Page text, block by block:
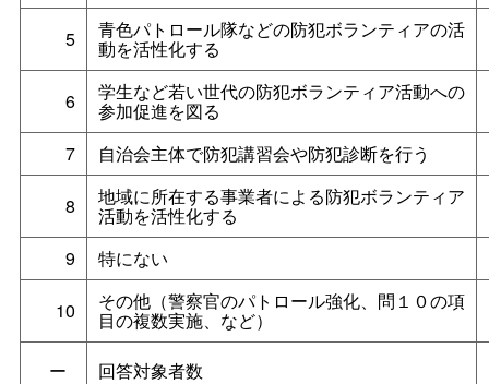
5 青色パトロール隊などの防犯ボランティアの活
動を活性化する
6 学生など若い世代の防犯ボランティア活動への
参加促進を図る
7
自治会主体で防犯講習会や防犯診断を行う
8 地域に所在する事業者による防犯ボランティア
活動を活性化する
9
特にない
10 その他（警察官のパトロール強化、問１０の項
目の複数実施、など）
ー
回答対象者数